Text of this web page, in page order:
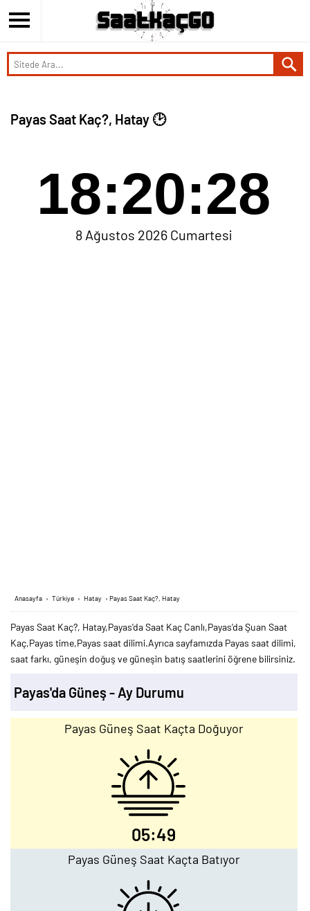
Payas Saat Kaç?, Hatay 🕑
18:20:28
8 Ağustos 2026 Cumartesi
Anasayfa › Türkiye › Hatay › Payas Saat Kaç?, Hatay
Payas Saat Kaç?, Hatay,Payas'da Saat Kaç Canlı,Payas'da Şuan Saat
Kaç,Payas time,Payas saat dilimi.Ayrıca sayfamızda Payas saat dilimi,
saat farkı, güneşin doğuş ve güneşin batış saatlerini öğrene bilirsiniz.
Payas'da Güneş - Ay Durumu
Payas Güneş Saat Kaçta Doğuyor
05:49
Payas Güneş Saat Kaçta Batıyor